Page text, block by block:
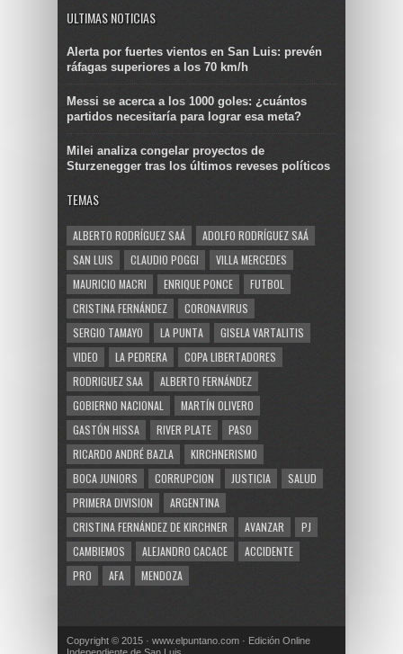
ULTIMAS NOTICIAS
Alerta por fuertes vientos en San Luis: prevén
ráfagas superiores a los 70 km/h
Messi se acerca a los 1000 goles: ¿cuántos
partidos necesitaría para lograr esa meta?
Milei analiza congelar proyectos de
Sturzenegger tras los últimos reveses políticos
TEMAS
ALBERTO RODRÍGUEZ SAÁ
ADOLFO RODRÍGUEZ SAÁ
SAN LUIS
CLAUDIO POGGI
VILLA MERCEDES
MAURICIO MACRI
ENRIQUE PONCE
FUTBOL
CRISTINA FERNÁNDEZ
CORONAVIRUS
SERGIO TAMAYO
LA PUNTA
GISELA VARTALITIS
VIDEO
LA PEDRERA
COPA LIBERTADORES
RODRIGUEZ SAA
ALBERTO FERNÁNDEZ
GOBIERNO NACIONAL
MARTÍN OLIVERO
GASTÓN HISSA
RIVER PLATE
PASO
RICARDO ANDRÉ BAZLA
KIRCHNERISMO
BOCA JUNIORS
CORRUPCION JUSTICIA
SALUD
PRIMERA DIVISION
ARGENTINA
CRISTINA FERNÁNDEZ DE KIRCHNER
AVANZAR
PJ
CAMBIEMOS
ALEJANDRO CACACE
ACCIDENTE
PRO
AFA MENDOZA
Copyright © 2015 · www.elpuntano.com · Edición Online